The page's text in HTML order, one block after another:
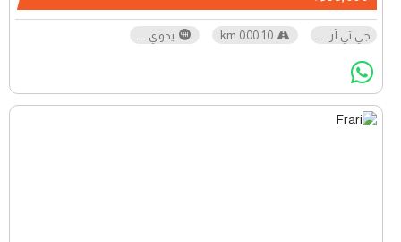
جي تي آر ...
10 000 km يدوي...